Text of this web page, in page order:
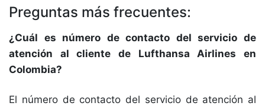
Preguntas más frecuentes:
¿Cuál es número de contacto del servicio de
atención al cliente de Lufthansa Airlines en
Colombia?
El número de contacto del servicio de atención al